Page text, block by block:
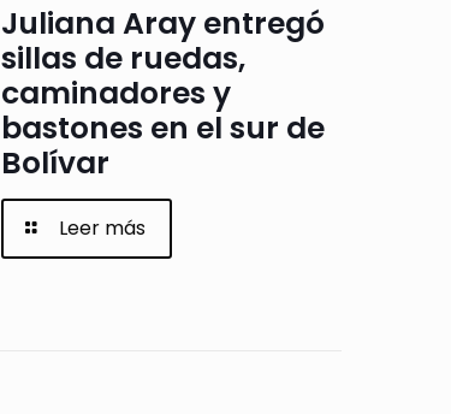
Juliana Aray entregó
sillas de ruedas,
caminadores y
bastones en el sur de
Bolívar
Leer más